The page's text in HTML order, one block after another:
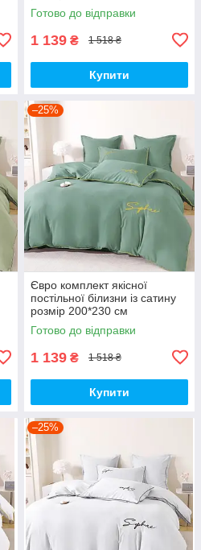
Готово до відправки
1 139 ₴ 1 518 ₴
Купити
–25%
Євро комплект якісної
постільної білизни із сатину
розмір 200*230 см
Готово до відправки
1 139 ₴ 1 518 ₴
Купити
–25%